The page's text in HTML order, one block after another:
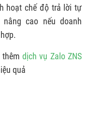
hoạt chế độ trả lời tự
cao nếu doanh
dịch vụ Zalo ZNS
quả